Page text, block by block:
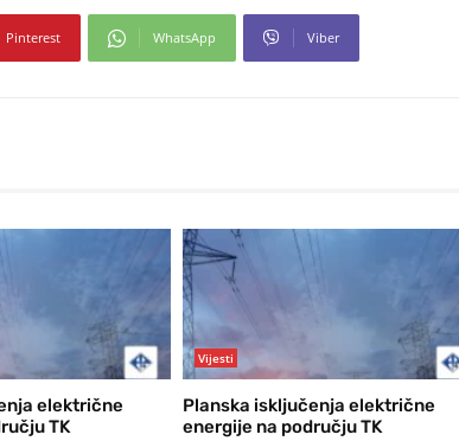
Pinterest WhatsApp Viber
električne
TK
Vijesti
Planska isključenja električne
energije na području TK